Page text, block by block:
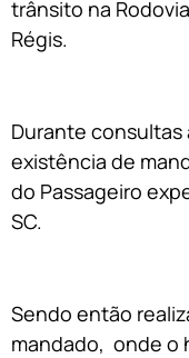
trânsito na
Régis.
Durante consultas
existência de
do Passageiro
SC.
Sendo então
mandado, onde o